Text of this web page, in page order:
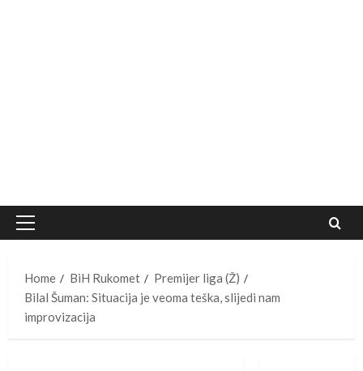
Primary
Home
BiH Rukomet
Premijer liga (Ž)
Bilal Šuman: Situacija je veoma teška, slijedi nam
improvizacija